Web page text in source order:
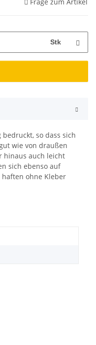
Stk
so dass sich
wie von draußen
hinaus auch leicht
sich ebenso auf
ohne Kleber